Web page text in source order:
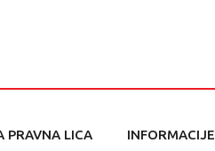
PRAVNA LICA INFORMACIJE